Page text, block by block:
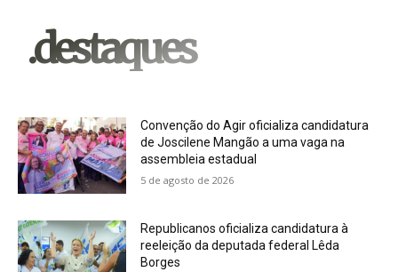
.destaques
Convenção do Agir oficializa candidatura
de Joscilene Mangão a uma vaga na
assembleia estadual
5 de agosto de 2026
Republicanos oficializa candidatura à
reeleição da deputada federal Lêda
Borges